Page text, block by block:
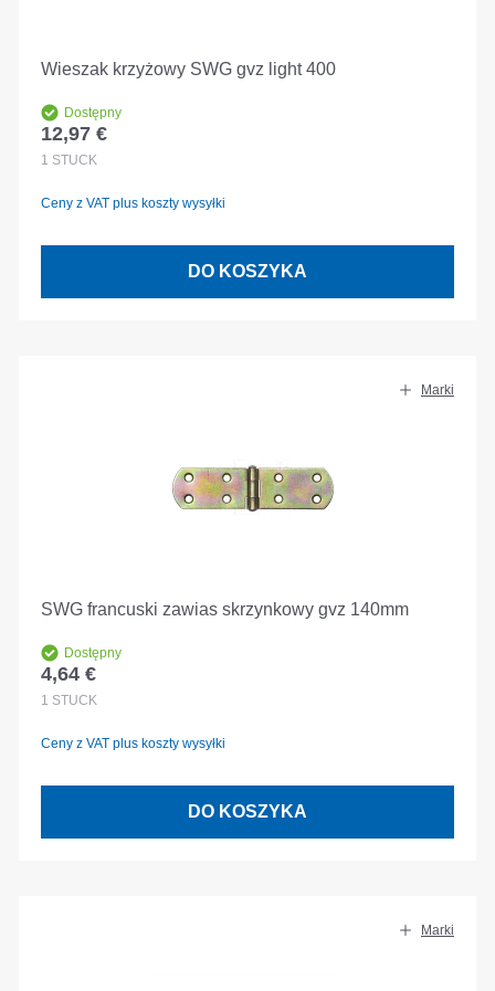
Wieszak krzyżowy SWG gvz light 400
Dostępny
Cena regularna:
12,97 €
1 STÜCK
Ceny z VAT plus koszty wysyłki
DO KOSZYKA
Marki
SWG francuski zawias skrzynkowy gvz 140mm
Dostępny
Cena regularna:
4,64 €
1 STÜCK
Ceny z VAT plus koszty wysyłki
DO KOSZYKA
Marki